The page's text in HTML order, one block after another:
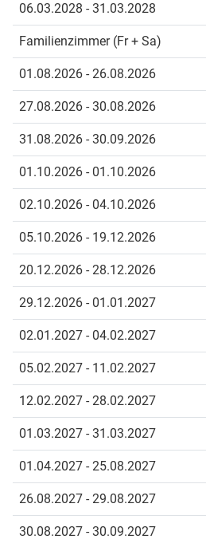
06.03.2028 - 31.03.2028
Familienzimmer (Fr + Sa)
01.08.2026 - 26.08.2026
27.08.2026 - 30.08.2026
31.08.2026 - 30.09.2026
01.10.2026 - 01.10.2026
02.10.2026 - 04.10.2026
05.10.2026 - 19.12.2026
20.12.2026 - 28.12.2026
29.12.2026 - 01.01.2027
02.01.2027 - 04.02.2027
05.02.2027 - 11.02.2027
12.02.2027 - 28.02.2027
01.03.2027 - 31.03.2027
01.04.2027 - 25.08.2027
26.08.2027 - 29.08.2027
30.08.2027 - 30.09.2027